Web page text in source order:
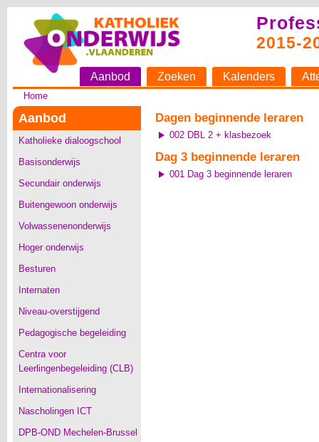
2015-
Aanbod Zoeken Kalenders
Home
Aanbod
Katholieke dialoogschool
Basisonderwijs
Secundair onderwijs
Buitengewoon onderwijs
Volwassenenonderwijs
Hoger onderwijs
Besturen
Internaten
Niveau-overstijgend
Pedagogische begeleiding
Centra voor
Leerlingenbegeleiding (CLB)
Internationalisering
Nascholingen ICT
DPB-OND Mechelen-Brussel
Dagen beginnende leraren
002 DBL 2 + klasbezoek
Dag 3 beginnende leraren
001 Dag 3 beginnende leraren